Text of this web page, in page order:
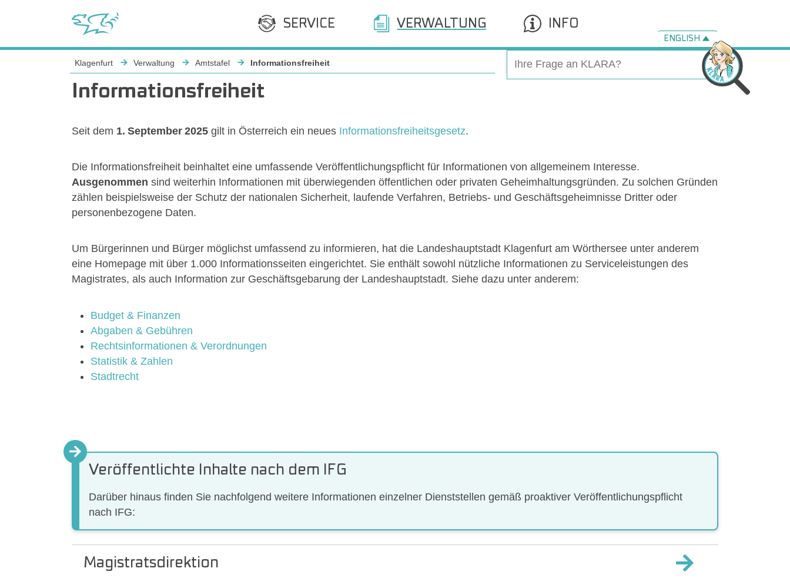
SERVICE VERWALTUNG INFO
ENGLISH
Klagenfurt Verwaltung Amtstafel Informationsfreiheit
Informationsfreiheit
Seit dem 1. September 2025 gilt in Österreich ein neues Informationsfreiheitsgesetz.
Die Informationsfreiheit beinhaltet eine umfassende Veröffentlichungspflicht für Informationen von allgemeinem Interesse.
Ausgenommen sind weiterhin Informationen mit überwiegenden öffentlichen oder privaten Geheimhaltungsgründen. Zu solchen Gründen
zählen beispielsweise der Schutz der nationalen Sicherheit, laufende Verfahren, Betriebs- und Geschäftsgeheimnisse Dritter oder
personenbezogene Daten.
Um Bürgerinnen und Bürger möglichst umfassend zu informieren, hat die Landeshauptstadt Klagenfurt am Wörthersee unter anderem
eine Homepage mit über 1.000 Informationsseiten eingerichtet. Sie enthält sowohl nützliche Informationen zu Serviceleistungen des
Magistrates, als auch Information zur Geschäftsgebarung der Landeshauptstadt. Siehe dazu unter anderem:
Budget & Finanzen
Abgaben & Gebühren
Rechtsinformationen & Verordnungen
Statistik & Zahlen
Stadtrecht
Veröffentlichte Inhalte nach dem IFG
Darüber hinaus finden Sie nachfolgend weitere Informationen einzelner Dienststellen gemäß proaktiver Veröffentlichungspflicht
nach IFG:
Magistratsdirektion